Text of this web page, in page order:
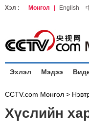
Хэл : Монгол English
Эхлэл Мэдээ
CCTV.com Монгол >
Хүслийн